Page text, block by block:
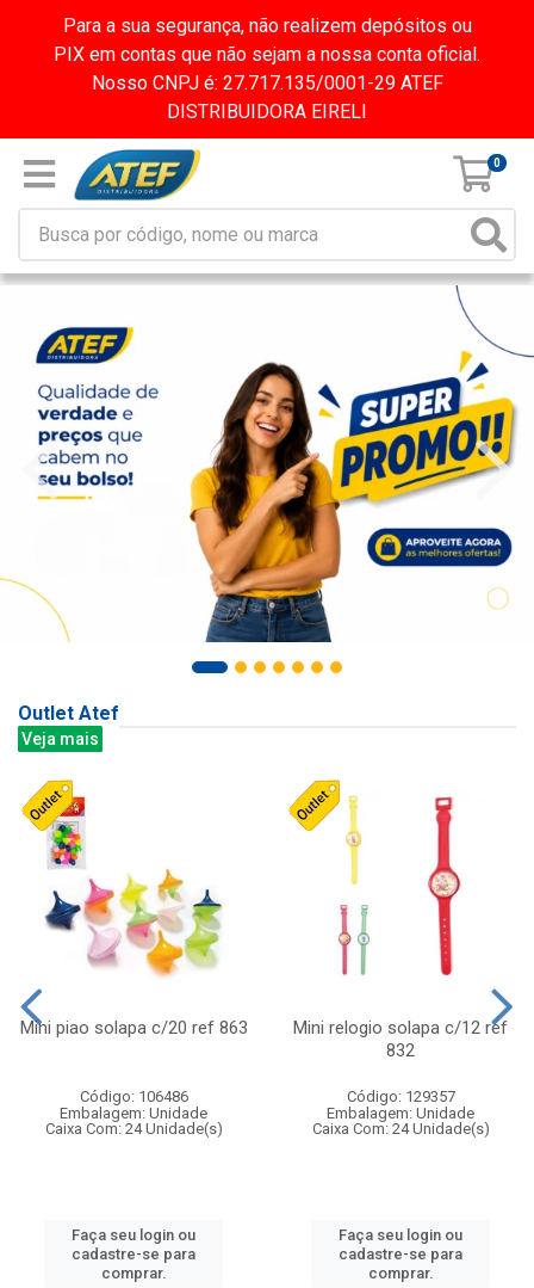
Para a sua segurança, não realizem depósitos ou
PIX em contas que não sejam a nossa conta oficial.
Nosso CNPJ é: 27.717.135/0001-29 ATEF
DISTRIBUIDORA EIRELI
0
Outlet Atef
Veja mais
Mini piao solapa c/20 ref 863
Código: 106486
Embalagem: Unidade
Caixa Com: 24 Unidade(s)
Faça seu login ou
cadastre-se para
comprar.
Mini relogio solapa c/12 ref
832
Código: 129357
Embalagem: Unidade
Caixa Com: 24 Unidade(s)
Faça seu login ou
cadastre-se para
comprar.